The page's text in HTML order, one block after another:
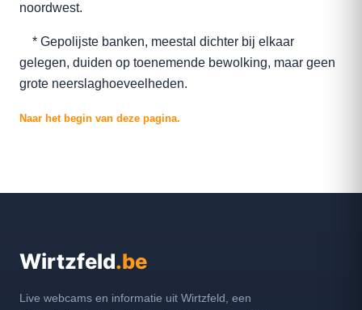
noordwest.
* Gepolijste banken, meestal dichter bij elkaar
gelegen, duiden op toenemende bewolking, maar geen
grote neerslaghoeveelheden.
Naar het begin van deze pagina.
Wirtzfeld.be
Live webcams en informatie uit Wirtzfeld, een